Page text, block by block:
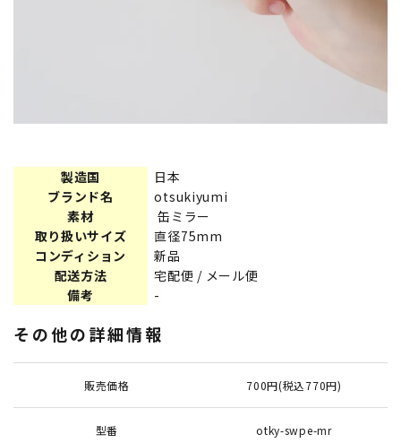
製造国
日本
ブランド名
otsukiyumi
素材
缶ミラー
取り扱いサイズ
直径75mm
コンディション
新品
配送方法
宅配便 / メール便
備考
-
その他の詳細情報
販売価格 700円(税込770円)
型番 otky-swpe-mr